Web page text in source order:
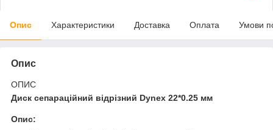
Опис Характеристики Доставка Оплата Умови
Опис
ОПИС
Диск сепараційний відрізний Dynex 22*0.25 мм
Опис: